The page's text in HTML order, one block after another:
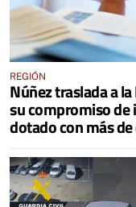
REGIÓN
Núñez traslada a
su compromiso de
dotado con más